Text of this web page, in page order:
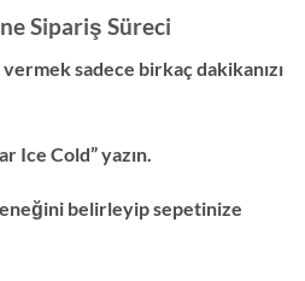
Sipariş Süreci
sadece birkaç dakikanızı
Ice Cold” yazın.
belirleyip sepetinize